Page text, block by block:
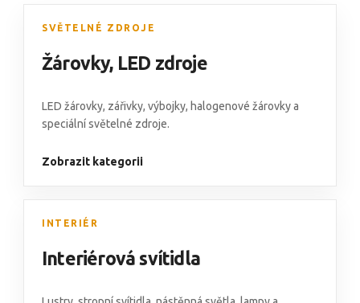
SVĚTELNÉ ZDROJE
Žárovky, LED zdroje
LED žárovky, zářivky, výbojky, halogenové žárovkya
speciální světelné zdroje.
Zobrazit kategorii
INTERIÉR
Interiérová svítidla